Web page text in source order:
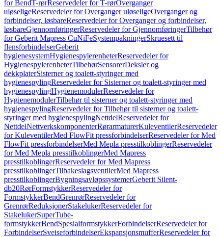
for BendT-rørReservedeler for T-rørOverganger
uløseligeReservedeler for Overganger uløseligeOverganger og
forbindelser, løsbareReservedeler for Overganger og forbindelser,
løsbareGjennomføringerReservedeler for GjennomføringerTilbehør
for Geberit Mapress CuNiFeSystempakningerSkruesett til
flensforbindelserGeberit
hygienesystemHygienespylerenheterReservedeler for
HygienespylerenheterTilbehørSensorerDeksler og
dekkplaterSisterner og toalett-styringer med
hygienespylingReservedeler for Sisterner og toalett-styringer med
hygienespylingHygienemodulerReservedeler for
HygienemodulerTilbehør til sisterner og toalett-styringer med
hygienespylingReservedeler for Tilbehør til sisterner og toalett-
styringer med hygienespylingNettdelReservedeler for
NettdelNettverkskomponenterRørarmaturerKuleventilerReservedeler
for KuleventilerMed FlowFit pressforbindelserReservedeler for Med
FlowFit pressforbindelserMed Mepla presstilkoblingerReservedeler
for Med Mepla presstilkoblingerMed Mapress
presstilkoblingerReservedeler for Med Mapress
presstilkoblingerTilbakeslagsventilerMed Mapress
presstilkoblingerBygningsavløpssystemerGeberit Silent-
db20RørFormstykkerReservedeler for
FormstykkerBendGrenrørReservedeler for
GrenrørReduksjonerStakelukerReservedeler for
StakelukerSuperTube-
formstykkerBendSpesialformstykkerForbindelserReservedeler for
ForbindelserSveiseforbindelserEkspansjonsmufferReservedeler for